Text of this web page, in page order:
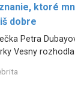
ktoré
dobre
Petra
Vesny